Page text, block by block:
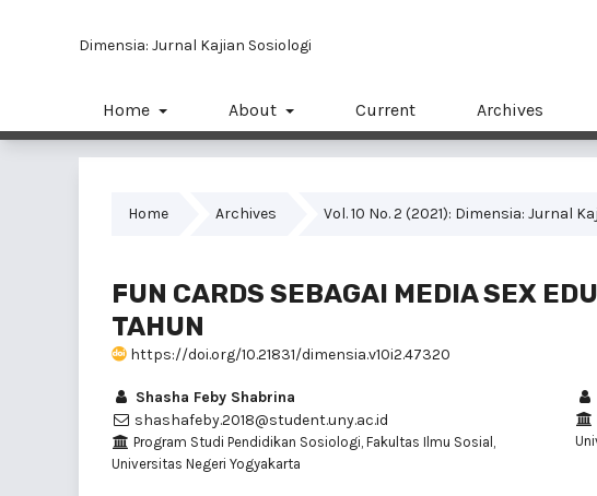
Dimensia: Jurnal Kajian Sosiologi
Home About Current Archives
Home Archives Vol. 10 No. 2 (2021): Dimensia: Jurnal
FUN CARDS SEBAGAI MEDIA SEX
TAHUN
https://doi.org/10.21831/dimensia.v10i2.47320
Shasha Feby Shabrina
shashafeby.2018@student.uny.ac.id
Program Studi Pendidikan Sosiologi, Fakultas Ilmu Sosial,
Universitas Negeri Yogyakarta